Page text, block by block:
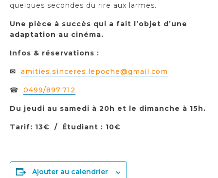
quelques secondes du rire aux larmes.
Une pièce à succès qui a fait l’objet d’une
adaptation au cinéma.
Infos & réservations :
✉ amities.sinceres.lepoche@gmail.com
☎ 0499/897.712
Du jeudi au samedi à 20h et le dimanche à 15h.
Tarif: 13€ / Étudiant : 10€
Ajouter au calendrier